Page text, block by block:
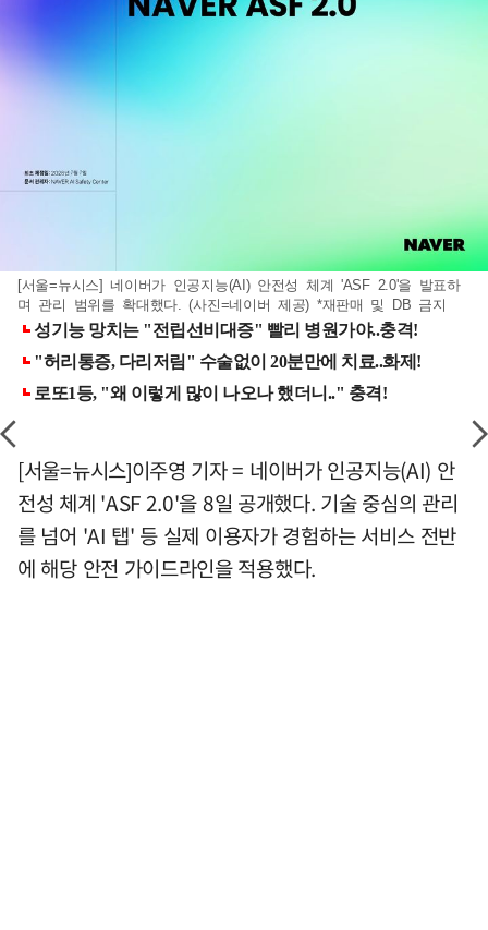
[서울=뉴시스] 네이버가 인공지능(AI) 안전성 체계 'ASF 2.0'을 발표하
며 관리 범위를 확대했다. (사진=네이버 제공) *재판매 및 DB 금지
[서울=뉴시스]이주영 기자 = 네이버가 인공지능(AI) 안
전성 체계 'ASF 2.0'을 8일 공개했다. 기술 중심의 관리
를 넘어 'AI 탭' 등 실제 이용자가 경험하는 서비스 전반
에 해당 안전 가이드라인을 적용했다.